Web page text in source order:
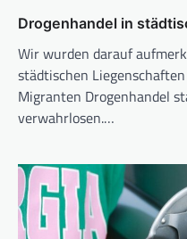
Drogenhandel in
Wir wurden darauf
städtischen
Migranten Drogenhandel
verwahrlosen.…